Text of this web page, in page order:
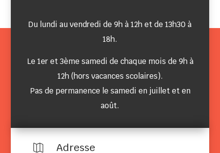
Du lundi au vendredi de 9h à 12h et de 13h30 à
18h.
Le 1er et 3ème samedi de chaque mois de 9h à
12h (hors vacances scolaires).
Pas de permanence le samedi en juillet et en
août.
 Adresse